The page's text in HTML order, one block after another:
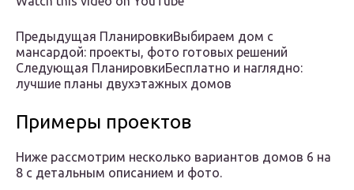
Предыдущая ПланировкиВыбираем дом с
мансардой: проекты, фото готовых решений
Следующая ПланировкиБесплатно и наглядно:
лучшие планы двухэтажных домов
Примеры проектов
Ниже рассмотрим несколько вариантов домов 6 на
8 с детальным описанием и фото.